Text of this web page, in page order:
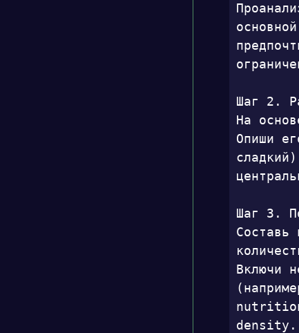
Шаг 2.
На
Опиши
Шаг 3.
Составь
Включи
density.